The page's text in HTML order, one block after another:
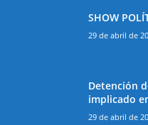
SHOW
29 de abril de
Detención
implicado
29 de abril de